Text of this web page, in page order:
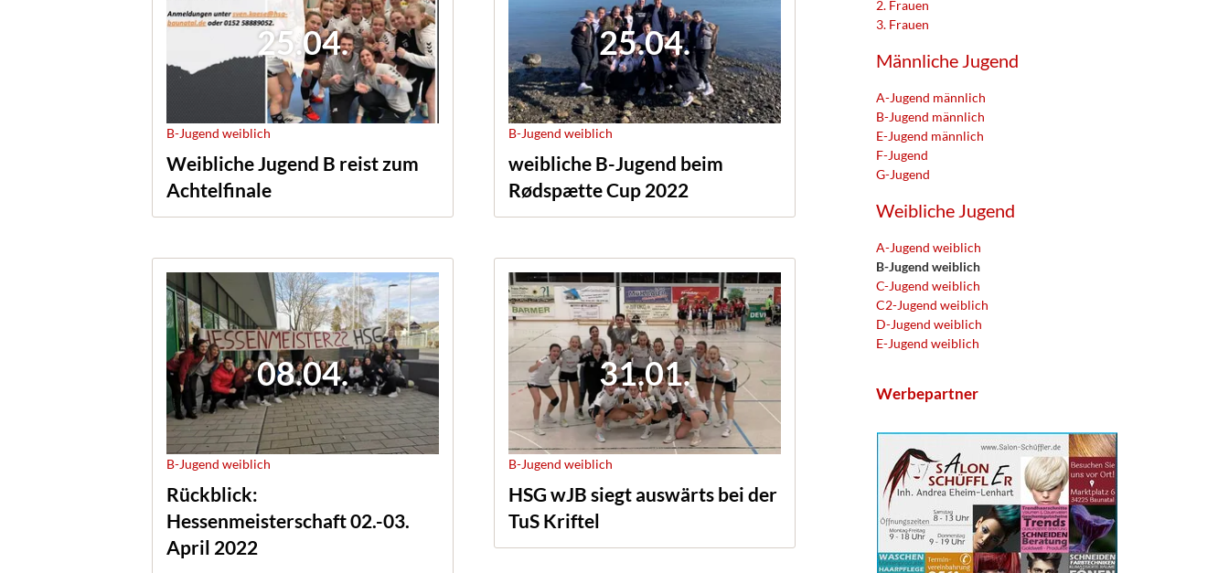
25.04.
B-Jugend weiblich
Weibliche Jugend B reist zum
Achtelfinale
25.04.
B-Jugend weiblich
weibliche B-Jugend beim
Rødspætte Cup 2022
08.04.
B-Jugend weiblich
Rückblick:
Hessenmeisterschaft 02.-03.
April 2022
31.01.
B-Jugend weiblich
HSG wJB siegt auswärts bei der
TuS Kriftel
2. Frauen
3. Frauen
Männliche Jugend
A-Jugend männlich
B-Jugend männlich
E-Jugend männlich
F-Jugend
G-Jugend
Weibliche Jugend
A-Jugend weiblich
B-Jugend weiblich
C-Jugend weiblich
C2-Jugend weiblich
D-Jugend weiblich
E-Jugend weiblich
Werbepartner